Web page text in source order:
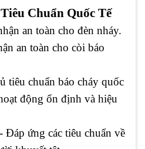
Chuẩn Quốc Tế
an toàn cho đèn nháy.
an toàn cho còi báo
tiêu chuẩn báo cháy quốc
động ổn định và hiệu
- Đáp ứng các tiêu chuẩn về